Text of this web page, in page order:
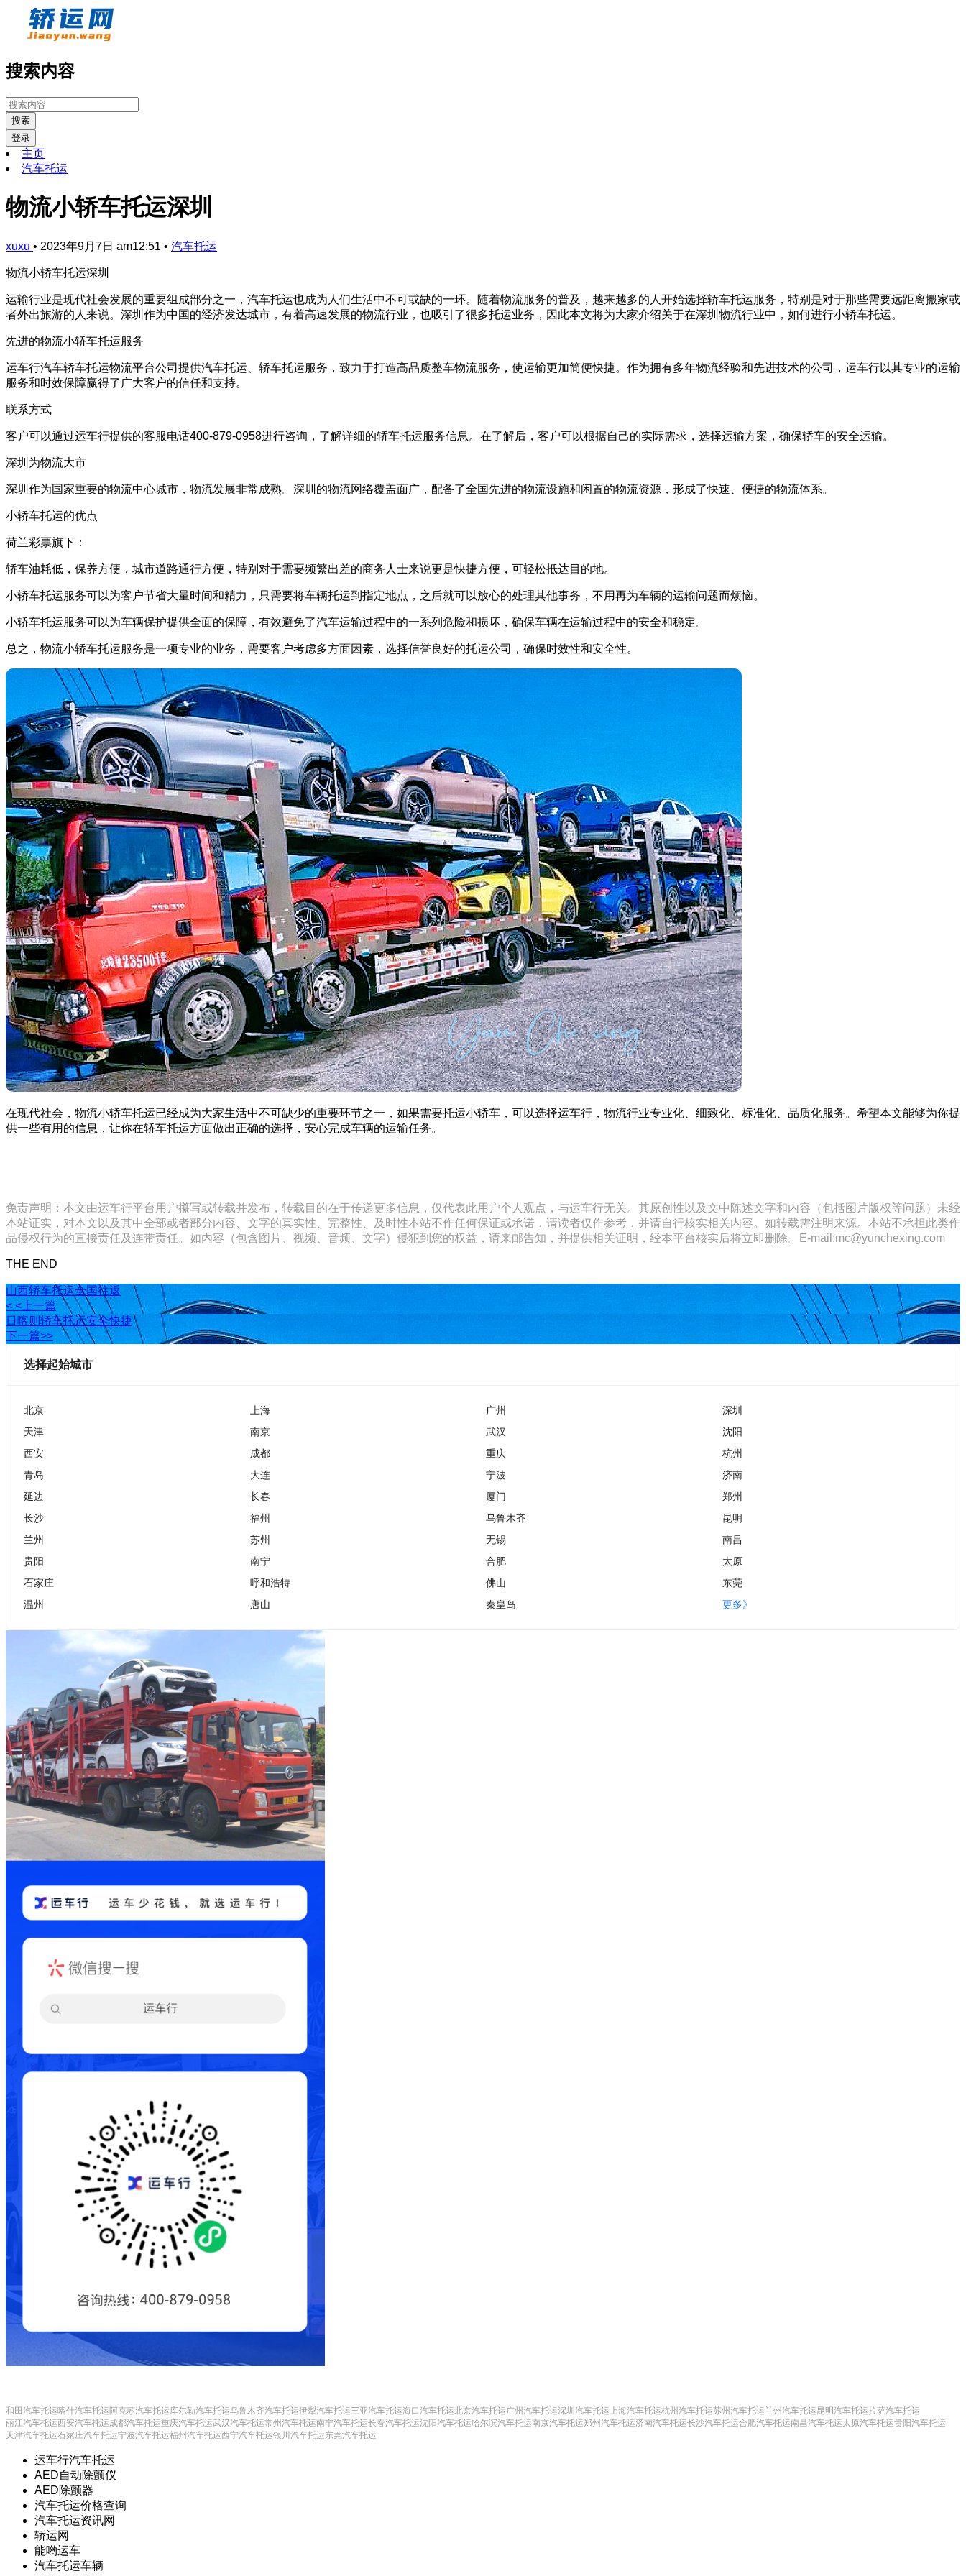
搜索内容
搜索
登录
主页
汽车托运
物流小轿车托运深圳
xuxu • 2023年9月7日 am12:51 • 汽车托运
物流小轿车托运深圳
运输行业是现代社会发展的重要组成部分之一，汽车托运也成为人们生活中不可或缺的一环。随着物流服务的普及，越来越多的人开始选择轿车托运服务，特别是对于那些需要远距离搬家或
者外出旅游的人来说。深圳作为中国的经济发达城市，有着高速发展的物流行业，也吸引了很多托运业务，因此本文将为大家介绍关于在深圳物流行业中，如何进行小轿车托运。
先进的物流小轿车托运服务
运车行汽车轿车托运物流平台公司提供汽车托运、轿车托运服务，致力于打造高品质整车物流服务，使运输更加简便快捷。作为拥有多年物流经验和先进技术的公司，运车行以其专业的运输
服务和时效保障赢得了广大客户的信任和支持。
联系方式
客户可以通过运车行提供的客服电话400-879-0958进行咨询，了解详细的轿车托运服务信息。在了解后，客户可以根据自己的实际需求，选择运输方案，确保轿车的安全运输。
深圳为物流大市
深圳作为国家重要的物流中心城市，物流发展非常成熟。深圳的物流网络覆盖面广，配备了全国先进的物流设施和闲置的物流资源，形成了快速、便捷的物流体系。
小轿车托运的优点
荷兰彩票旗下：
轿车油耗低，保养方便，城市道路通行方便，特别对于需要频繁出差的商务人士来说更是快捷方便，可轻松抵达目的地。
小轿车托运服务可以为客户节省大量时间和精力，只需要将车辆托运到指定地点，之后就可以放心的处理其他事务，不用再为车辆的运输问题而烦恼。
小轿车托运服务可以为车辆保护提供全面的保障，有效避免了汽车运输过程中的一系列危险和损坏，确保车辆在运输过程中的安全和稳定。
总之，物流小轿车托运服务是一项专业的业务，需要客户考虑多方面因素，选择信誉良好的托运公司，确保时效性和安全性。
在现代社会，物流小轿车托运已经成为大家生活中不可缺少的重要环节之一，如果需要托运小轿车，可以选择运车行，物流行业专业化、细致化、标准化、品质化服务。希望本文能够为你提
供一些有用的信息，让你在轿车托运方面做出正确的选择，安心完成车辆的运输任务。
免责声明：本文由运车行平台用户攥写或转载并发布，转载目的在于传递更多信息，仅代表此用户个人观点，与运车行无关。其原创性以及文中陈述文字和内容（包括图片版权等问题）未经
本站证实，对本文以及其中全部或者部分内容、文字的真实性、完整性、及时性本站不作任何保证或承诺，请读者仅作参考，并请自行核实相关内容。如转载需注明来源。本站不承担此类作
品侵权行为的直接责任及连带责任。如内容（包含图片、视频、音频、文字）侵犯到您的权益，请来邮告知，并提供相关证明，经本平台核实后将立即删除。E-mail:mc@yunchexing.com
THE END
山西轿车托运全国往返
< <上一篇
日喀则轿车托运安全快捷
下一篇>>
选择起始城市
北京 上海 广州
深圳
天津
南京 武汉
沈阳
西安
成都 重庆
杭州
青岛
大连 宁波
济南
延边
长春 厦门
郑州
长沙
福州 乌鲁木齐
昆明
兰州
苏州 无锡
南昌
贵阳
南宁 合肥
太原
石家庄
呼和浩特 佛山
东莞
温州
唐山 秦皇岛 更多》
和田汽车托运喀什汽车托运阿克苏汽车托运库尔勒汽车托运乌鲁木齐汽车托运伊犁汽车托运三亚汽车托运海口汽车托运北京汽车托运广州汽车托运深圳汽车托运 上海汽车托运杭州汽车托运苏州汽车托运兰州汽车托运昆明汽车托运拉萨汽车托运
丽江汽车托运西安汽车托运成都汽车托运重庆汽车托运武汉汽车托运常州汽车托运南宁汽车托运长春汽车托运沈阳汽车托运哈尔滨汽车托运南京汽车托运郑州汽车托运济南汽车托运长沙汽车托运合肥汽车托运南昌汽车托运太原汽车托运贵阳汽车托运
天津汽车托运石家庄汽车托运宁波汽车托运福州汽车托运西宁汽车托运银川汽车托运东莞汽车托运
运车行汽车托运
AED自动除颤仪
AED除颤器
汽车托运价格查询
汽车托运资讯网
轿运网
能哟运车
汽车托运车辆